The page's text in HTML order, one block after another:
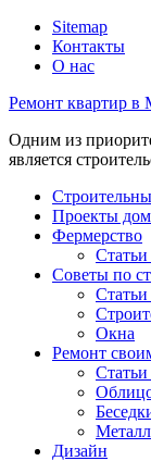
Sitemap
Контакты
О нас
Ремонт квартир в
Одним из
является
Проекты
Фермерство
Советы по
Окна
Ремонт
Дизайн